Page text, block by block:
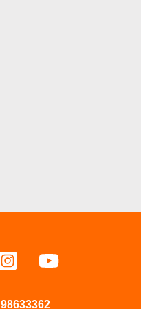
98633362